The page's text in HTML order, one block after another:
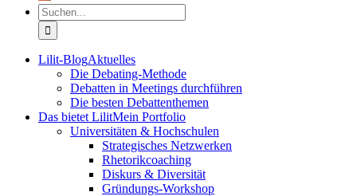
Suche
nach:
Lilit-BlogAktuelles
Die Debating-Methode
Debatten in Meetings durchführen
Die besten Debattenthemen
Das bietet LilitMein Portfolio
Universitäten & Hochschulen
Strategisches Netzwerken
Rhetorikcoaching
Diskurs & Diversität
Gründungs-Workshop